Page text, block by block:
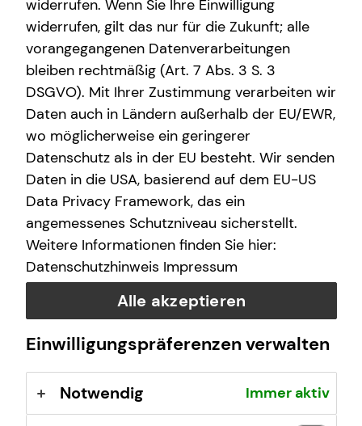
und konkrete finanzielle Entscheidungen selbstbestimmt
treffen zu können.
Investment. Immobilien. Wirtschaft. ETF.
Inspiration.
Spotify
widerrufen. Wenn Sie Ihre Einwilligung
widerrufen, gilt das nur für die Zukunft; alle
vorangegangenen Datenverarbeitungen
bleiben rechtmäßig (Art. 7 Abs. 3 S. 3
DSGVO). Mit Ihrer Zustimmung verarbeiten wir
Daten auch in Ländern außerhalb der EU/EWR,
wo möglicherweise ein geringerer
Datenschutz als in der EU besteht. Wir senden
Daten in die USA, basierend auf dem EU-US
Data Privacy Framework, das ein
angemessenes Schutzniveau sicherstellt.
Weitere Informationen finden Sie hier:
Datenschutzhinweis Impressum
Alle akzeptieren
Einwilligungspräferenzen verwalten
Notwendig Immer aktiv